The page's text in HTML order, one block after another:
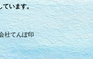
ています。
社てんぽ印